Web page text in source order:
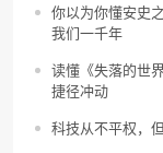
你以为你懂安史
我们一千年
读懂《失落的世
捷径冲动
科技从不平权，